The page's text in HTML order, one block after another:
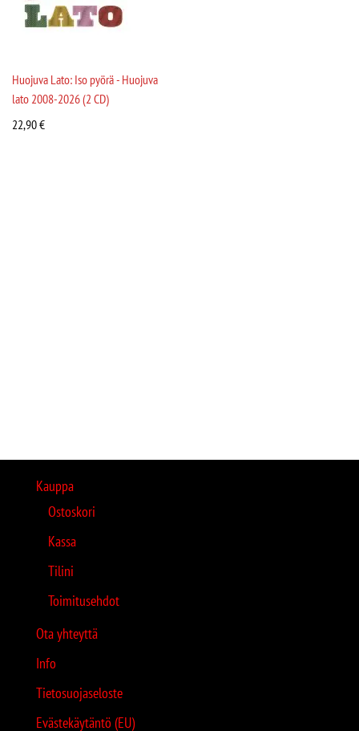
Huojuva Lato: Iso pyörä - Huojuva
lato 2008-2026 (2 CD)
22,90€
Kauppa
Ostoskori
Kassa
Tilini
Toimitusehdot
Ota yhteyttä
Info
Tietosuojaseloste
Evästekäytäntö (EU)